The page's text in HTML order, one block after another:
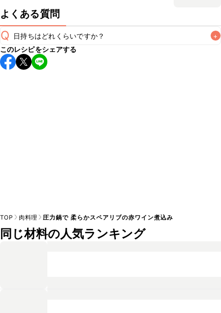
よくある質問
Q 日持ちはどれくらいですか？ +
保存期間は冷蔵で翌日中が目安です。なるべくお早めにお召
し上がりください。
このレシピをシェアする
TOP 肉料理 圧力鍋で 柔らかスペアリブの赤ワイン煮込み
同じ材料の人気ランキング